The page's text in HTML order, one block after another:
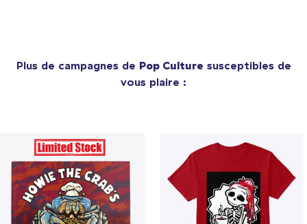
Plus de campagnes de Pop Culture susceptibles de
vous plaire :